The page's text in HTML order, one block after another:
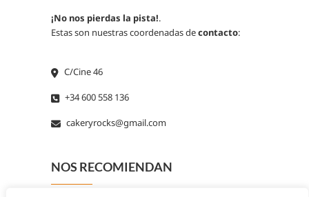
¡No nos pierdas la pista!.
Estas son nuestras coordenadas decontacto:
C/Cine 46
+34 600 558 136
cakeryrocks@gmail.com
NOS RECOMIENDAN